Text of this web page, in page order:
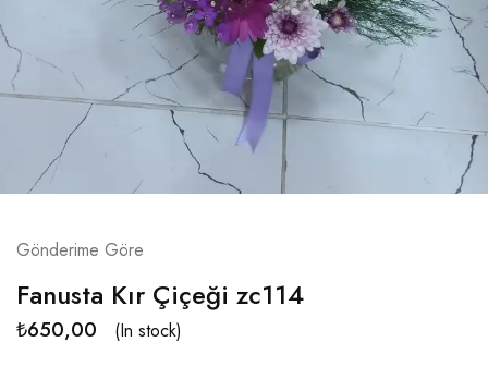
Gönderime Göre
Fanusta Kır Çiçeği zc114
₺650,00 (In stock)